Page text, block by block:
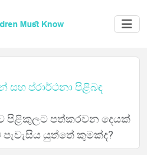
සහ ප්රාර්ථනා පිළිබඳ
පිළිකුලට පත්කරවන දෙයක්
යුත්තේ කුමක්ද?